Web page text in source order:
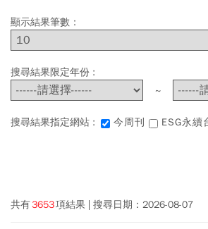
顯示結果筆數：
搜尋結果限定年份 :
~
搜尋結果指定網站 : 今周刊 ESG永續
共有3653項結果 搜尋日期： 2026-08-07